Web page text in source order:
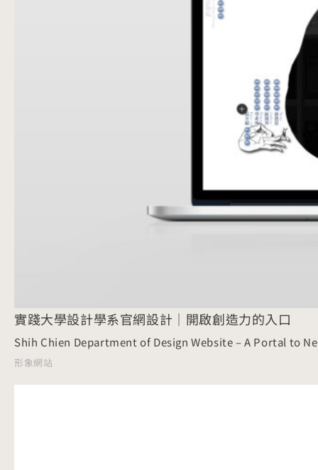
實踐大學設計學系官網設計｜開啟創造力的入口
Shih Chien Department of Design Website – A Portal to
形象網站